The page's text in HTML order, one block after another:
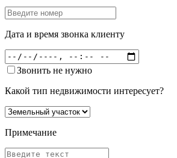
Дата и время звонка клиенту
Звонить не нужно
Какой тип недвижимости интересует?
Примечание